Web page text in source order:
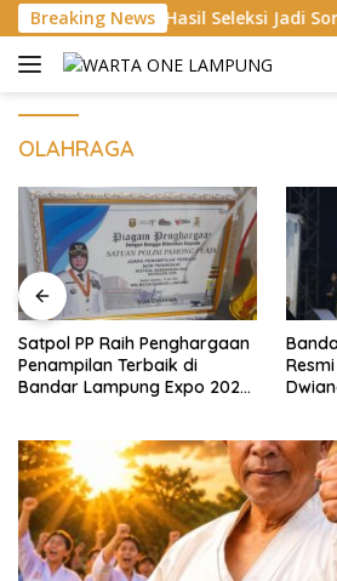
Langsung
ke
konten
Breaking News
Seleksi Jadi Sorotan
OLAHRAGA
Satpol PP Raih Penghargaan
Penampilan Terbaik di
Bandar Lampung Expo 2026,
Masyarakat